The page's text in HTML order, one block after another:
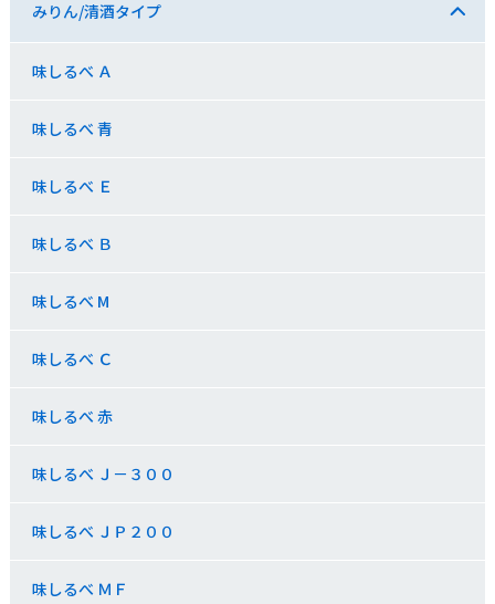
みりん/清酒タイプ
味しるべ Ａ
味しるべ 青
味しるべ Ｅ
味しるべ Ｂ
味しるべ M
味しるべ Ｃ
味しるべ 赤
味しるべ Ｊ－３００
味しるべ ＪＰ２００
味しるべ ＭＦ